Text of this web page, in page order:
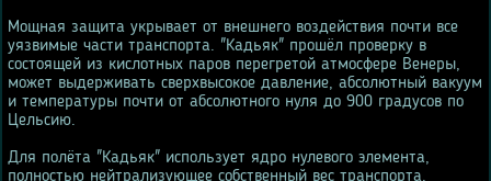
Мощная защита укрывает от внешнего воздействия почти все
уязвимые части транспорта. "Кадьяк" прошёл проверку в
состоящей из кислотных паров перегретой атмосфере Венеры,
может выдерживать сверхвысокое давление, абсолютный вакуум
и температуры почти от абсолютного нуля до 900 градусов по
Цельсию.
Для полёта "Кадьяк" использует ядро нулевого элемента,
полностью нейтрализующее собственный вес транспорта.